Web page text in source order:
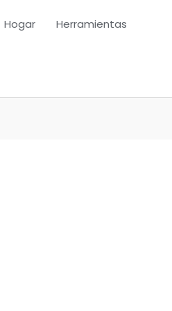
Hogar Herramientas